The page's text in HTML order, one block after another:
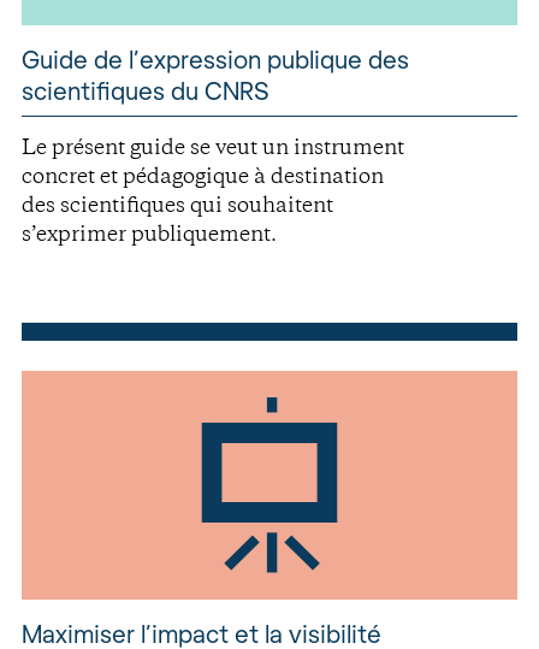
Guide de l’expression publique des
scientifiques du CNRS
Le présent guide se veut un instrument
concret et pédagogique à destination
des scientifiques qui souhaitent
s’exprimer publiquement.
Maximiser l’impact et la visibilité